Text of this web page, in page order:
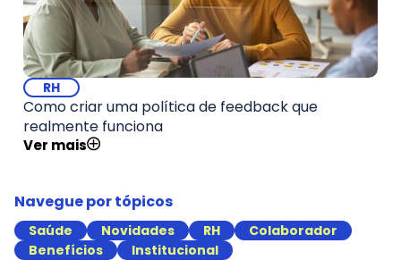
RH
Como criar uma política de feedback que
realmente funciona
Ver mais
Navegue por tópicos
Saúde Novidades RH
Colaborador
Benefícios
Institucional